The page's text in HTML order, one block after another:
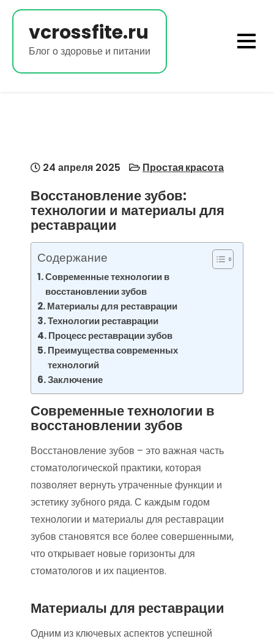
Перейти
содержимому
vcrossfite.ru
Блог о здоровье и питании
24 апреля 2025 Простая красота
Восстановление зубов:
технологии и материалы для
реставрации
Содержание
Современные технологии в
восстановлении зубов
Материалы для реставрации
Технологии реставрации
Процесс реставрации зубов
Преимущества современных
технологий
Заключение
Современные технологии в
восстановлении зубов
Восстановление зубов – это важная часть
стоматологической практики, которая
позволяет вернуть утраченные функции и
эстетику зубного ряда. С каждым годом
технологии и материалы для реставрации
зубов становятся все более совершенными,
что открывает новые горизонты для
стоматологов и их пациентов.
Материалы для реставрации
Одним из ключевых аспектов успешной